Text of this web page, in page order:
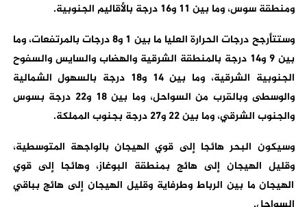
ومنطقة سوس، وما بين 11 و16 درجة بالأقاليم الجنوبية.
وستتأرجح درجات الحرارة العليا ما بين 1 و8 درجات بالمرتفعات، وما
بين 9 و14 درجة بالمنطقة الشرقية والهضاب والسايس والسفوح
الجنوبية الشرقية، وما بين 14 و18 درجة بالسهول الشمالية
والوسطى وبالقرب من السواحل، وما بين 18 و22 درجة بسوس
والجنوب الشرقي، وما بين 22 و27 درجة بجنوب المملكة.
وسيكون البحر هائجا إلى قوي الهيجان بالواجهة المتوسطية،
وقليل الهيجان إلى هائج بمنطقة البوغاز، وهائجا إلى قوي
الهيجان ما بين الرباط وطرفاية وقليل الهيجان إلى هائج بباقي